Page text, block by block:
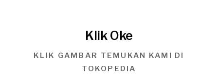
Klik Oke
KLIK GAMBAR TEMUKAN KAMI DI
TOKOPEDIA